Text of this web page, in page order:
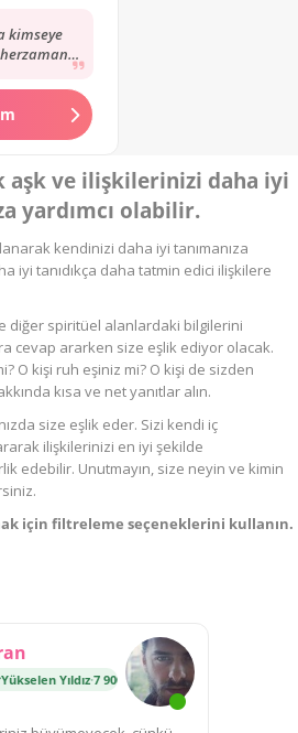
kimseye
aşk ve ilişkilerinizi daha iyi
yardımcı olabilir.
kendinizi daha iyi tanımanıza
iyi tanıdıkça daha tatmin edici ilişkilere
diğer spiritüel alanlardaki bilgilerini
cevap ararken size eşlik ediyor olacak.
O kişi ruh eşiniz mi? O kişi de sizden
kısa ve net yanıtlar alın.
size eşlik eder. Sizi kendi iç
ilişkilerinizi en iyi şekilde
edebilir. Unutmayın, size neyin ve kimin
için filtreleme seçeneklerini kullanın.
Yıldız·7 900 danışmanlık